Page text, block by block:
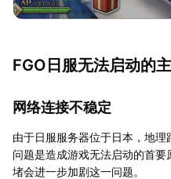
FGO日服无法启动的
网络连接不稳定
由于日服服务器位于日本，地
问题是造成游戏无法启动的首
堵会进一步加剧这一问题。